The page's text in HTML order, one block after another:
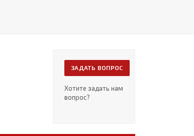
ЗАДАТЬ ВОПРОС
Хотите задать нам
вопрос?